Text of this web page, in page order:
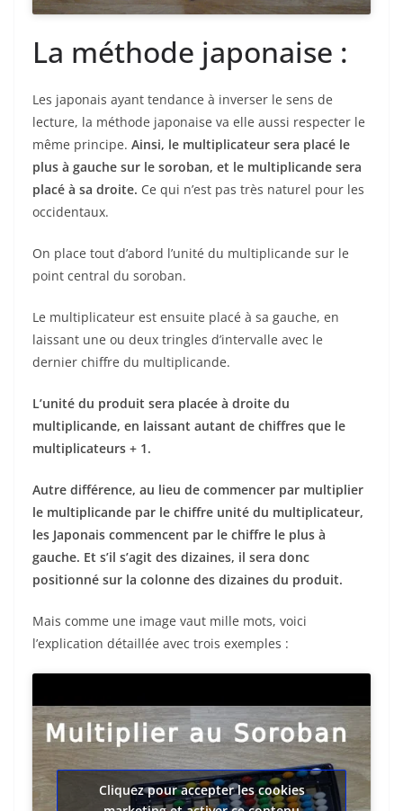
La méthode japonaise :
Les japonais ayant tendance à inverser le sens de
lecture, la méthode japonaise va elle aussi respecter le
même principe. Ainsi, le multiplicateur sera placé le
plus à gauche sur le soroban, et le multiplicande sera
placé à sa droite. Ce qui n’est pas très naturel pour les
occidentaux.
On place tout d’abord l’unité du multiplicande sur le
point central du soroban.
Le multiplicateur est ensuite placé à sa gauche, en
laissant une ou deux tringles d’intervalle avec le
dernier chiffre du multiplicande.
L’unité du produit sera placée à droite du
multiplicande, en laissant autant de chiffres que le
multiplicateurs + 1.
Autre différence, au lieu de commencer par multiplier
le multiplicande par le chiffre unité du multiplicateur,
les Japonais commencent par le chiffre le plus à
gauche. Et s’il s’agit des dizaines, il sera donc
positionné sur la colonne des dizaines du produit.
Mais comme une image vaut mille mots, voici
l’explication détaillée avec trois exemples :
Cliquez pour accepter les cookies